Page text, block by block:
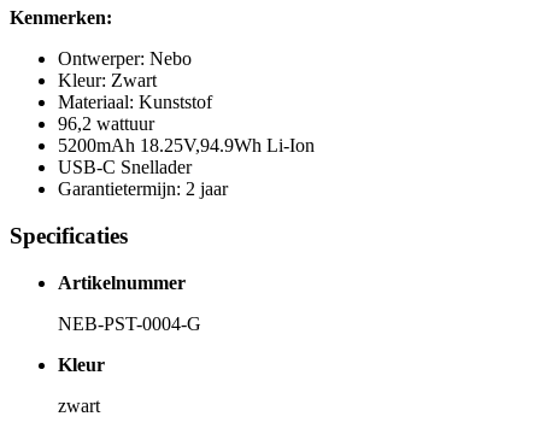
Kenmerken:
Ontwerper: Nebo
Kleur: Zwart
Materiaal: Kunststof
96,2 wattuur
5200mAh 18.25V,94.9Wh Li-Ion
USB-C Snellader
Garantietermijn: 2 jaar
Specificaties
Artikelnummer
NEB-PST-0004-G
Kleur
zwart